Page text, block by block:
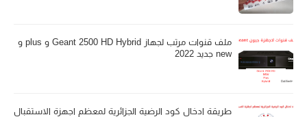
ملف قنوات مرتب لجهاز Geant 2500 HD Hybrid و plus و
new جديد 2022
طريقة ادخال كود الرضية الجزائرية لمعظم اجهزة الاستقبال